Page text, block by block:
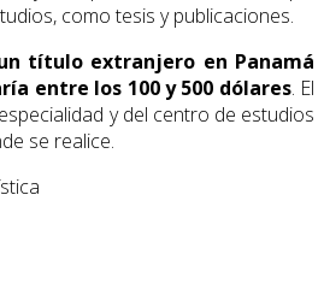
como tesis y publicaciones.
título extranjero en Panamá
entre los 100 y 500 dólares. El
y del centro de estudios
se realice.